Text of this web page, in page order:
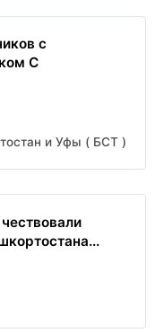
с
С
и Уфы ( БСТ )